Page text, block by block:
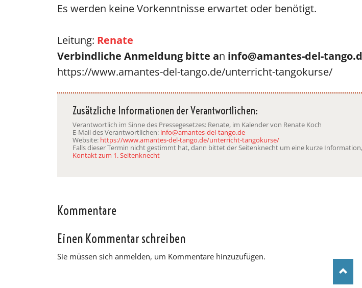
Es werden keine Vorkenntnisse erwartet oder benötigt.
Leitung: Renate
Verbindliche Anmeldung bitte an info@amantes-del-
https://www.amantes-del-tango.de/unterricht-tangokurse/
Zusätzliche Informationen der Verantwortlichen:
Verantwortlich im Sinne des Pressegesetzes: Renate, im Kalender von Renate Koch
E-Mail des Verantwortlichen: info@amantes-del-tango.de
Website: https://www.amantes-del-tango.de/unterricht-tangokurse/
Falls dieser Termin nicht gestimmt hat, dann bittet der Seitenknecht um eine kurze
Kontakt zum 1. Seitenknecht
Kommentare
Einen Kommentar schreiben
Sie müssen sich anmelden, um Kommentare hinzuzufügen.